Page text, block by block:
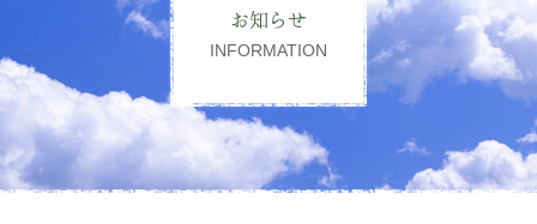
お知らせ
INFORMATION
アクセス
お問い合わせ